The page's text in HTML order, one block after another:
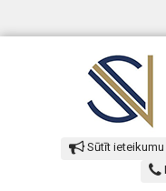
Sūtīt ieteikumu